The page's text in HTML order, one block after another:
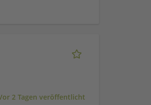
2 Tagen veröffentlicht